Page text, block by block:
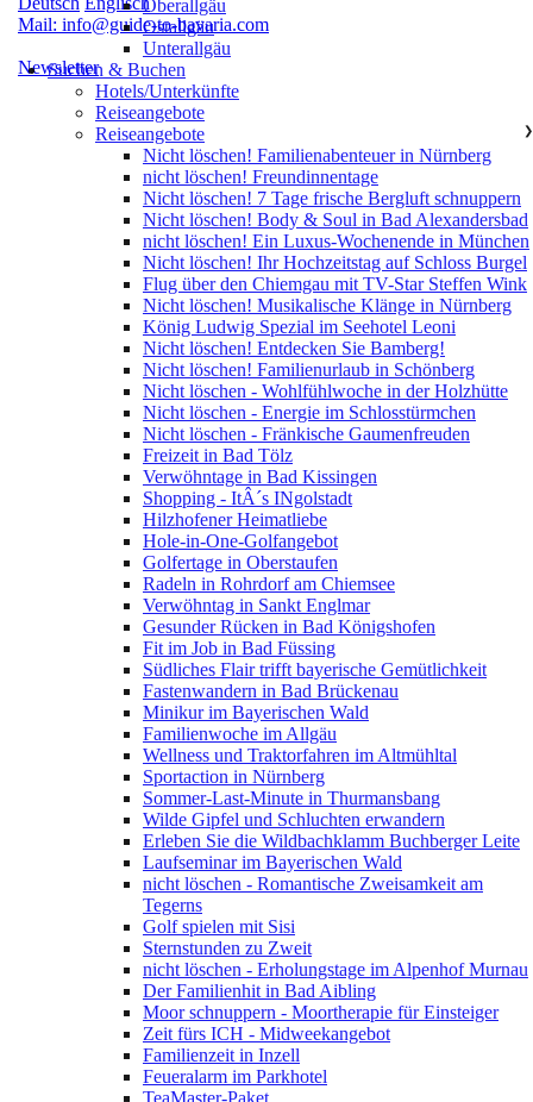
Mail: info@guide-to-bavaria.com
Newsletter
Oberallgäu
Ostallgäu
Unterallgäu
Suchen & Buchen
Hotels/Unterkünfte
Reiseangebote
Reiseangebote
❯
Nicht löschen! Familienabenteuer in Nürnberg
nicht löschen! Freundinnentage
Nicht löschen! 7 Tage frische Bergluft schnuppern
Nicht löschen! Body & Soul in Bad Alexandersbad
nicht löschen! Ein Luxus-Wochenende in München
Nicht löschen! Ihr Hochzeitstag auf Schloss Burgel
Flug über den Chiemgau mit TV-Star Steffen Wink
Nicht löschen! Musikalische Klänge in Nürnberg
König Ludwig Spezial im Seehotel Leoni
Nicht löschen! Entdecken Sie Bamberg!
Nicht löschen! Familienurlaub in Schönberg
Nicht löschen - Wohlfühlwoche in der Holzhütte
Nicht löschen - Energie im Schlosstürmchen
Nicht löschen - Fränkische Gaumenfreuden
Freizeit in Bad Tölz
Verwöhntage in Bad Kissingen
Shopping - ItÂ´s INgolstadt
Hilzhofener Heimatliebe
Hole-in-One-Golfangebot
Golfertage in Oberstaufen
Radeln in Rohrdorf am Chiemsee
Verwöhntag in Sankt Englmar
Gesunder Rücken in Bad Königshofen
Fit im Job in Bad Füssing
Südliches Flair trifft bayerische Gemütlichkeit
Fastenwandern in Bad Brückenau
Minikur im Bayerischen Wald
Familienwoche im Allgäu
Wellness und Traktorfahren im Altmühltal
Sportaction in Nürnberg
Sommer-Last-Minute in Thurmansbang
Wilde Gipfel und Schluchten erwandern
Erleben Sie die Wildbachklamm Buchberger Leite
Laufseminar im Bayerischen Wald
nicht löschen - Romantische Zweisamkeit am
Tegerns
Golf spielen mit Sisi
Sternstunden zu Zweit
nicht löschen - Erholungstage im Alpenhof Murnau
Der Familienhit in Bad Aibling
Moor schnuppern - Moortherapie für Einsteiger
Zeit fürs ICH - Midweekangebot
Familienzeit in Inzell
Feueralarm im Parkhotel
TeaMaster-Paket